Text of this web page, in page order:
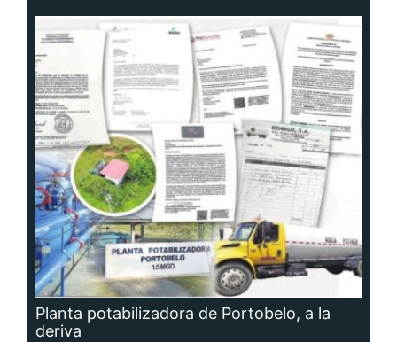
Planta potabilizadora de Portobelo, a la
deriva